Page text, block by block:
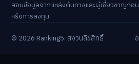
สอบข้อมูลจากแหล่งต้นทางและผู้เชี่ยวชาญก่อ
หรือการลงทุน
© 2026 Ranking5. สงวนลิขสิทธิ์